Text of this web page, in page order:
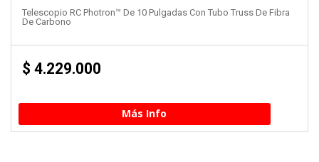
Telescopio RC Photron™ De 10 Pulgadas Con Tubo Truss De Fibra
De Carbono
$ 4.229.000
Más Info